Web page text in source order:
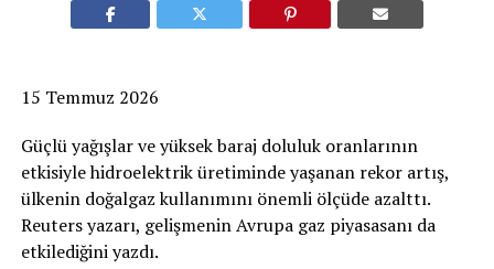
15 Temmuz 2026
Güçlü yağışlar ve yüksek baraj doluluk oranlarının
etkisiyle hidroelektrik üretiminde yaşanan rekor artış,
ülkenin doğalgaz kullanımını önemli ölçüde azalttı.
Reuters yazarı, gelişmenin Avrupa gaz piyasasanı da
etkilediğini yazdı.